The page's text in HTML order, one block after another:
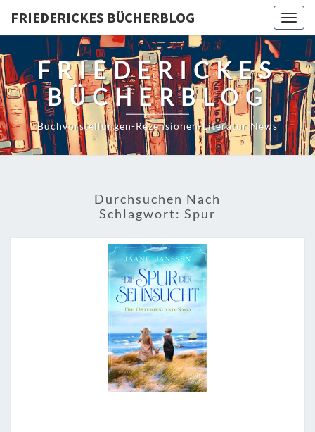
content
FRIEDERICKES BÜCHERBLOG
FRIEDERICKES
BÜCHERBLOG
Buchvorstellungen-Rezensionen-Literatur News
Durchsuchen Nach
Schlagwort: Spur